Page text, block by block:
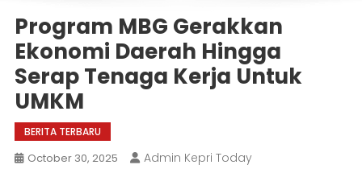
Program MBG Gerakkan
Ekonomi Daerah Hingga
Serap Tenaga Kerja Untuk
UMKM
BERITA TERBARU
October 30, 2025 Admin Kepri Today